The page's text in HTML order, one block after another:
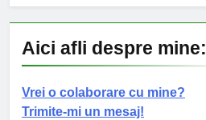
Aici afli despre mine:
Vrei o colaborare cu mine?
Trimite-mi un mesaj!